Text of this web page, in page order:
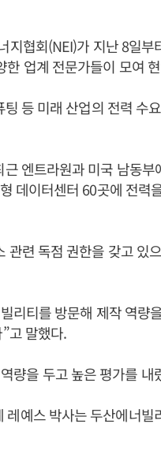
지협회(NEI)가 지난 8일
업계 전문가들이 모여
등 미래 산업의 전력 수
엔트라원과 미국 남동부
데이터센터 60곳에 전력
련 독점 권한을 갖고 있
리티를 방문해 제작 역량
고 말했다.
량을 두고 높은 평가를 내
예스 박사는 두산에너빌